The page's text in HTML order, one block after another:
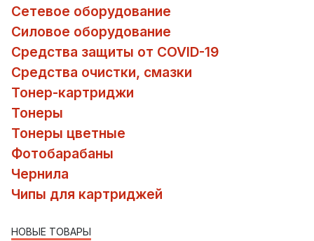
Сетевое оборудование
Силовое оборудование
Средства защиты от COVID-19
Средства очистки, смазки
Тонер-картриджи
Тонеры
Тонеры цветные
Фотобарабаны
Чернила
Чипы для картриджей
НОВЫЕ ТОВАРЫ